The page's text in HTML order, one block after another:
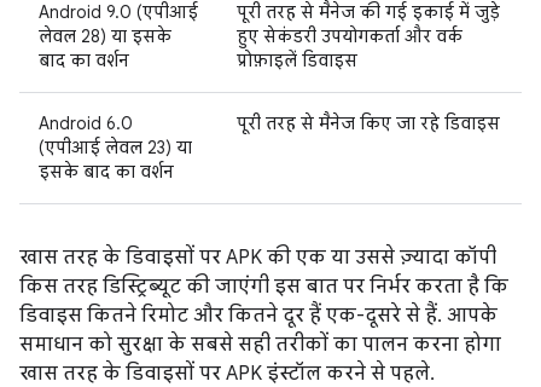
Android 9.0 (एपीआई
लेवल 28) या इसके
बाद का वर्शन
पूरी तरह से मैनेज की गई इकाई में जुड़े
हुए सेकंडरी उपयोगकर्ता और वर्क
प्रोफ़ाइलें डिवाइस
Android 6.0
(एपीआई लेवल 23) या
इसके बाद का वर्शन
पूरी तरह से मैनेज किए जा रहे डिवाइस
खास तरह के डिवाइसों पर APK की एक या उससे ज़्यादा कॉपी
किस तरह डिस्ट्रिब्यूट की जाएंगी इस बात पर निर्भर करता है कि
डिवाइस कितने रिमोट और कितने दूर हैं एक-दूसरे से हैं. आपके
समाधान को सुरक्षा के सबसे सही तरीकों का पालन करना होगा
खास तरह के डिवाइसों पर APK इंस्टॉल करने से पहले.